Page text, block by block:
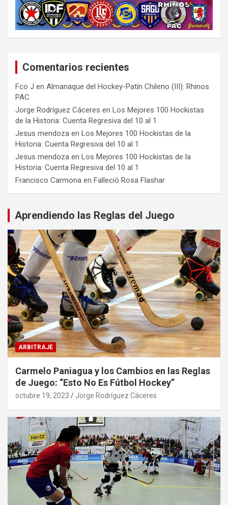
Comentarios recientes
Fco J en Almanaque del Hockey-Patín Chileno (III): Rhinos
PAC
Jorge Rodríguez Cáceres en Los Mejores 100 Hockistas
de la Historia: Cuenta Regresiva del 10 al 1
Jesus mendoza en Los Mejores 100 Hockistas de la
Historia: Cuenta Regresiva del 10 al 1
Jesus mendoza en Los Mejores 100 Hockistas de la
Historia: Cuenta Regresiva del 10 al 1
Francisco Carmona en Falleció Rosa Flashar
Aprendiendo las Reglas del Juego
ARBITRAJE
Carmelo Paniagua y los Cambios en las Reglas
de Juego: “Esto No Es Fútbol Hockey”
octubre 19, 2023 Jorge Rodríguez Cáceres